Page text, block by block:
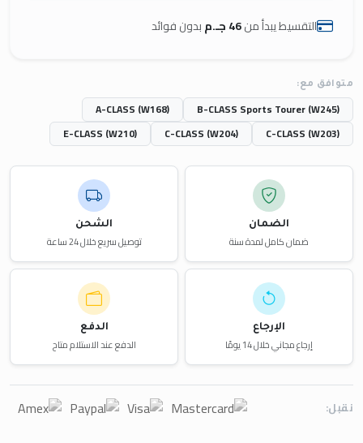
التقسيط يبدأ من46 جـ.م بدون فوائد
متوافق مع:
B-CLASS Sports Tourer (W245)
A-CLASS (W168)
C-CLASS (W203)
C-CLASS (W204)
E-CLASS (W210)
الضمان
ضمان كامل لمدة سنة
الشحن
توصيل سريع خلال 24 ساعة
الإرجاع
إرجاع مجاني خلال 14 يومًا
الدفع
الدفع عند الاستلام متاح
نقبل: